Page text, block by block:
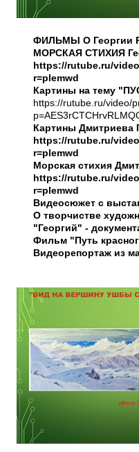
ФИЛЬМЫ О Георгии
МОРСКАЯ СТИХИЯ
https://rutube.ru/
r=plemwd
Картины на тему
https://rutube.ru/video/
Картины Дмитриева
https://rutube.ru/
r=plemwd
Морская стихия
https://rutube.ru/
r=plemwd
Видеосюжет с
О творчистве
"Георгий" -
Фильм "Путь
Видеорепортаж из